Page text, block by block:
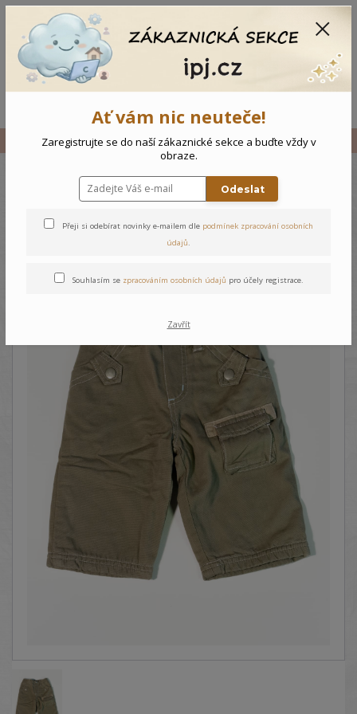
Vše Kojenecké kalhoty
Kojenecké kalhoty
Ať vám nic neuteče!
Zaregistrujte se do naší zákaznické sekce a buďte vždy v
obraze.
Odeslat
Přeji si odebírat novinky e-mailem dle podmínek zpracování osobních
údajů.
Souhlasím se zpracováním osobních údajů pro účely registrace.
Zavřít